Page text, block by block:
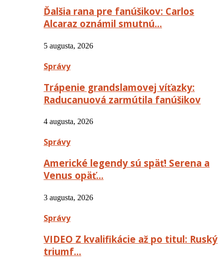
Ďalšia rana pre fanúšikov: Carlos
Alcaraz oznámil smutnú…
5 augusta, 2026
Správy
Trápenie grandslamovej víťazky:
Raducanuová zarmútila fanúšikov
4 augusta, 2026
Správy
Americké legendy sú späť! Serena a
Venus opäť…
3 augusta, 2026
Správy
VIDEO Z kvalifikácie až po titul: Ruský
triumf…